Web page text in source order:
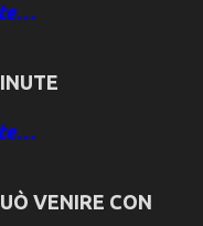
VENIRE CON